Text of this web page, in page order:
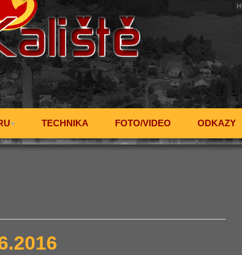
TECHNIKA FOTO/VIDEO ODKAZY